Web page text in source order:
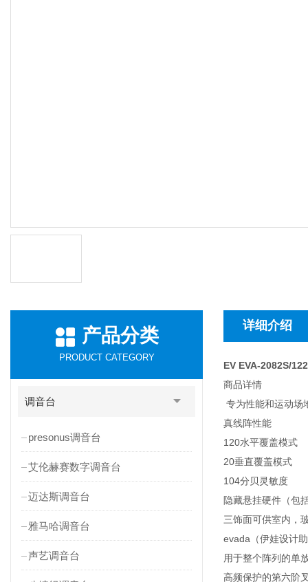
产品分类
PRODUCT CATEGORY
调音台
presonus调音台
艾伦赫赛数字调音台
迈达斯调音台
雅马哈调音台
声艺调音台
详细介绍
EV EVA-2082S/
商品详情
专为性能和运动场
真线阵性能
120水平覆盖模式
20垂直覆盖模式
104分贝灵敏度
隐藏悬挂硬件（包
三饰面可供室内，
evada（伊娃设计
用于整个阵列的单
高频保护的第六阶